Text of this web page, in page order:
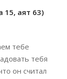
15, аят 63)
тебе
тебя
он считал